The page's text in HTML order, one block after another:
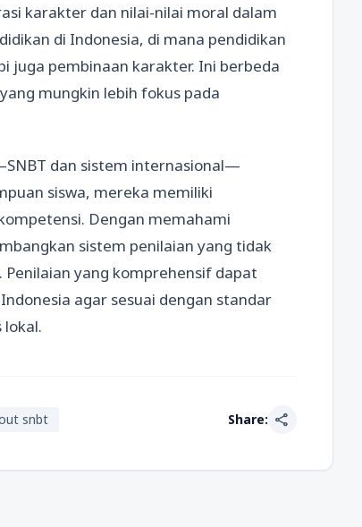
karakter dan nilai-nilai moral dalam
di Indonesia, di mana pendidikan
juga pembinaan karakter. Ini berbeda
mungkin lebih fokus pada
dan sistem internasional—
siswa, mereka memiliki
Dengan memahami
sistem penilaian yang tidak
yang komprehensif dapat
agar sesuai dengan standar
snbt Share: share